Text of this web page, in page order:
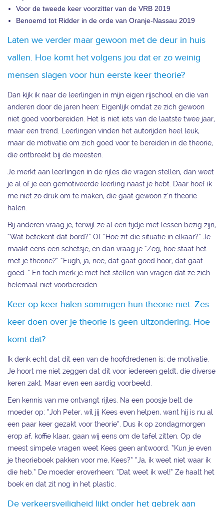
Voor de tweede keer voorzitter van de VRB 2019
Benoemd tot Ridder in de orde van Oranje-Nassau 2019
Laten we verder maar gewoon met de deur in huis
vallen. Hoe komt het volgens jou dat er zo weinig
mensen slagen voor hun eerste keer theorie?
Dan kijk ik naar de leerlingen in mijn eigen rijschool en die van
anderen door de jaren heen: Eigenlijk omdat ze zich gewoon
niet goed voorbereiden. Het is niet iets van de laatste twee jaar,
maar een trend. Leerlingen vinden het autorijden heel leuk,
maar de motivatie om zich goed voor te bereiden in de theorie,
die ontbreekt bij de meesten.
Je merkt aan leerlingen in de rijles die vragen stellen, dan weet
je al of je een gemotiveerde leerling naast je hebt. Daar hoef ik
me niet zo druk om te maken, die gaat gewoon z’n theorie
halen.
Bij anderen vraag je, terwijl ze al een tijdje met lessen bezig zijn,
“Wat betekent dat bord?” Of “Hoe zit die situatie in elkaar?” Je
maakt eens een schetsje, en dan vraag je “Zeg, hoe staat het
met je theorie?” “Eugh, ja, nee, dat gaat goed hoor, dat gaat
goed…” En toch merk je met het stellen van vragen dat ze zich
helemaal niet voorbereiden.
Keer op keer halen sommigen hun theorie niet. Zes
keer doen over je theorie is geen uitzondering. Hoe
komt dat?
Ik denk echt dat dit een van de hoofdredenen is: de motivatie.
Je hoort me niet zeggen dat dit voor iedereen geldt, die diverse
keren zakt. Maar even een aardig voorbeeld.
Een kennis van me ontvangt rijles. Na een poosje belt de
moeder op: “Joh Peter, wil jij Kees even helpen, want hij is nu al
een paar keer gezakt voor theorie”. Dus ik op zondagmorgen
erop af, koffie klaar, gaan wij eens om de tafel zitten. Op de
meest simpele vragen weet Kees geen antwoord. “Kun je even
je theorieboek pakken voor me, Kees?” “Ja, ik weet niet waar ik
die heb.” De moeder eroverheen: “Dat weet ik wel!” Ze haalt het
boek en dat zit nog in het plastic.
De verkeersveiligheid lijkt onder het gebrek aan